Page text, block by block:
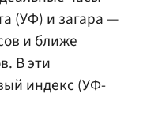
(УФ) и загара —
и ближе
В эти
индекс (УФ-